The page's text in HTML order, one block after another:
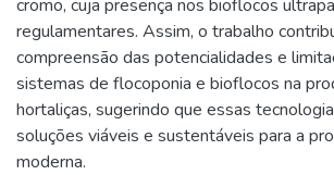
cromo, cuja presença nos bioflocos
regulamentares. Assim, o trabalho
compreensão das potencialidades e
sistemas de flocoponia e bioflocos na
hortaliças, sugerindo que essas
soluções viáveis e sustentáveis para a
moderna.